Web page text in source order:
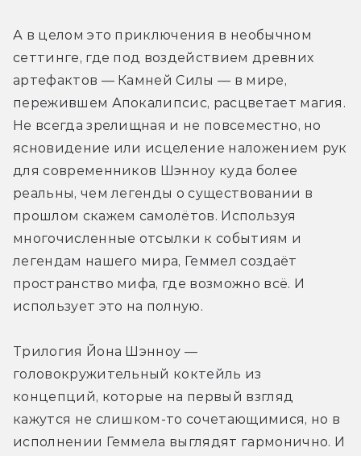
А в целом это приключения в необычном
сеттинге, где под воздействием древних
артефактов — Камней Силы — в мире,
пережившем Апокалипсис, расцветает магия.
Не всегда зрелищная и не повсеместно, но
ясновидение или исцеление наложением рук
для современников Шэнноу куда более
реальны, чем легенды о существовании в
прошлом скажем самолётов. Используя
многочисленные отсылки к событиям и
легендам нашего мира, Геммел создаёт
пространство мифа, где возможно всё. И
использует это на полную.
Трилогия Йона Шэнноу —
головокружительный коктейль из
концепций, которые на первый взгляд
кажутся не слишком-то сочетающимися, но в
исполнении Геммела выглядят гармонично. И